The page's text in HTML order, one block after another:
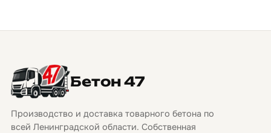
Бетон 47
Производство и доставка товарного бетона по
всей Ленинградской области. Собственная